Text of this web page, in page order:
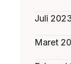
Juli
Maret